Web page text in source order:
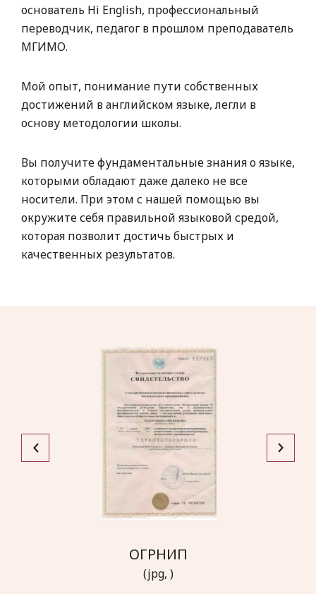
основатель Hi English, профессиональный
переводчик, педагог в прошлом преподаватель
МГИМО.
Мой опыт, понимание пути собственных
достижений в английском языке, легли в
основу методологии школы.
Вы получите фундаментальные знания о языке,
которыми обладают даже далеко не все
носители. При этом с нашей помощью вы
окружите себя правильной языковой средой,
которая позволит достичь быстрых и
качественных результатов.
ОГРНИП
(jpg, )